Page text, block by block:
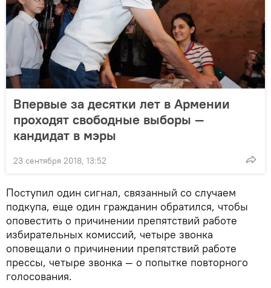
Впервые за десятки лет в Армении
проходят свободные выборы —
кандидат в мэры
23 сентября 2018, 13:52
Поступил один сигнал, связанный со случаем
подкупа, еще один гражданин обратился, чтобы
оповестить о причинении препятствий работе
избирательных комиссий, четыре звонка
оповещали о причинении препятствий работе
прессы, четыре звонка — о попытке повторного
голосования.